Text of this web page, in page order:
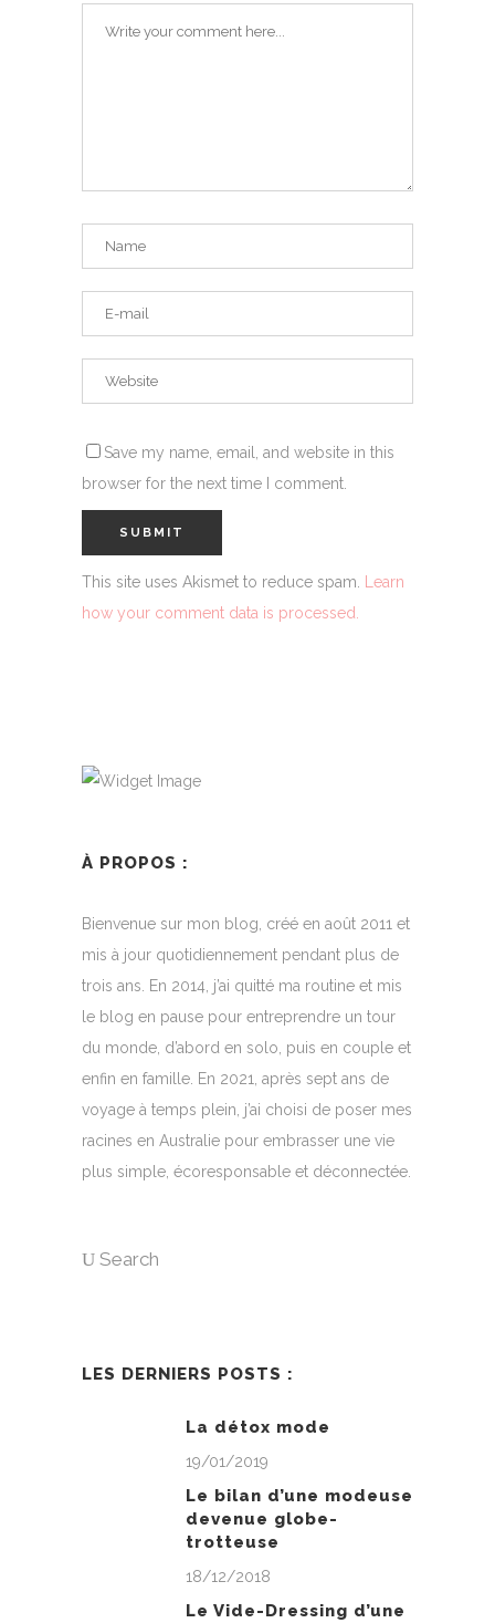
Save my name, email, and website in this
browser for the next time I comment.
This site uses Akismet to reduce spam.
Learn
how your comment data is processed.
À PROPOS :
Bienvenue sur mon blog, créé en août 2011 et
mis à jour quotidiennement pendant plus de
trois ans. En 2014, j’ai quitté ma routine et mis
le blog en pause pour entreprendre un tour
du monde, d’abord en solo, puis en couple et
enfin en famille. En 2021, après sept ans de
voyage à temps plein, j’ai choisi de poser mes
racines en Australie pour embrasser une vie
plus simple, écoresponsable et déconnectée.
Search
LES DERNIERS POSTS :
La détox mode
19/01/2019
Le bilan d’une modeuse
devenue globe-
trotteuse
18/12/2018
Le Vide-Dressing d’une